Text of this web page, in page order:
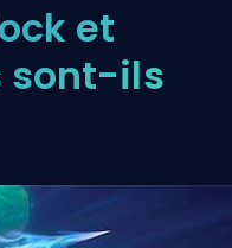
et
sont-ils